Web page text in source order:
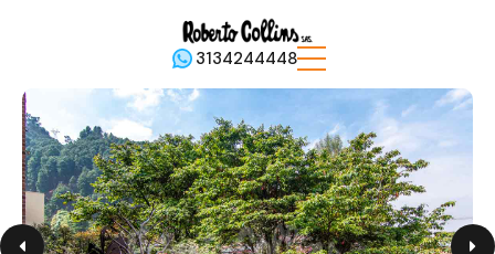
3134244448